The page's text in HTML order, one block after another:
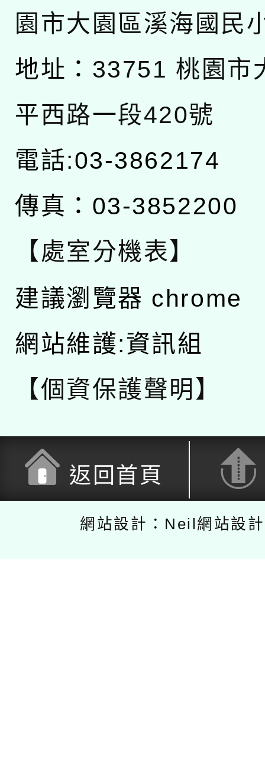
園市大園區溪海國民
地址： 33751 桃園市
平西路一段420號
電話:03-3862174
傳真：03-3852200
【處室分機表】
建議瀏覽器 chrome
網站維護:資訊組
【個資保護聲明】
返回首頁
網站設計：Neil網站設